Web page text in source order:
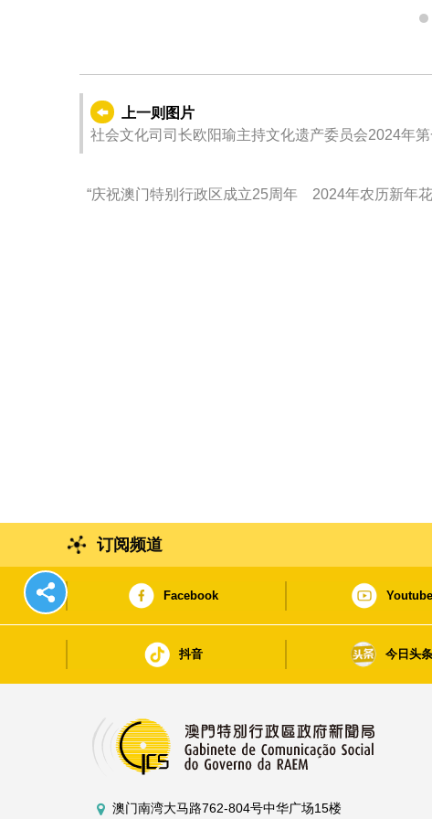
行政长官贺一诚在澳门中华总
1
上一则图片
社会文化司司长欧阳瑜主持文化遗产委员会2024年
“庆祝澳门特别行政区成立25周年 2024年农历新年
订阅频道
Facebook Youtube
抖音 今日头条
澳门南湾大马路762-804号中华广场15楼